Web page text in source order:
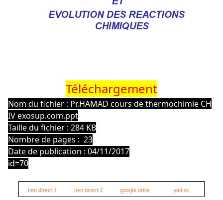
Téléchargement
Nom du fichier : Pr.HAMAD cours de thermochimie CH
IV exosup.com.ppt
Taille du fichier : 284 KB
Nombre de pages : 23
Date de publication : 04/11/2017
id=70
lien direct 1 lien direct 2 google drive yadisk